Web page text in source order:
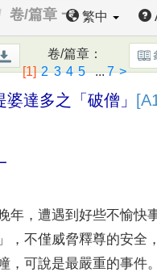
卷/篇章 一 繁中
卷/篇章：
[1] 2 3 4 5...7 >
婆達多之 「 破僧 」
年 ，遭遇到好些不愉快
」，不僅威脅釋尊的安全
，可說是最嚴重的事件